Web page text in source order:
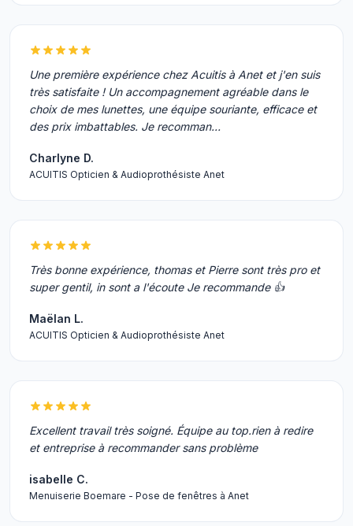
Une première expérience chez Acuitis à Anet et j'en suis
très satisfaite ! Un accompagnement agréable dans le
choix de mes lunettes, une équipe souriante, efficace et
des prix imbattables. Je recomman…
Charlyne D.
ACUITIS Opticien & Audioprothésiste Anet
Très bonne expérience, thomas et Pierre sont très pro et
super gentil, in sont a l'écoute Je recommande 👍
Maëlan L.
ACUITIS Opticien & Audioprothésiste Anet
Excellent travail très soigné. Équipe au top.rien à redire
et entreprise à recommander sans problème
isabelle C.
Menuiserie Boemare - Pose de fenêtres à Anet